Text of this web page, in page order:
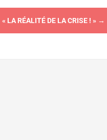
« LA RÉALITÉ DE LA CRISE ! » →